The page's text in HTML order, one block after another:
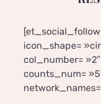
icon_shape=
col_number=
counts_num=